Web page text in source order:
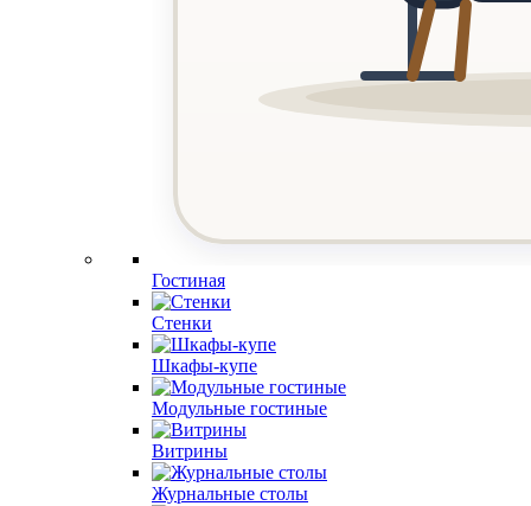
Гостиная
Стенки
Шкафы-купе
Модульные гостиные
Витрины
Журнальные столы